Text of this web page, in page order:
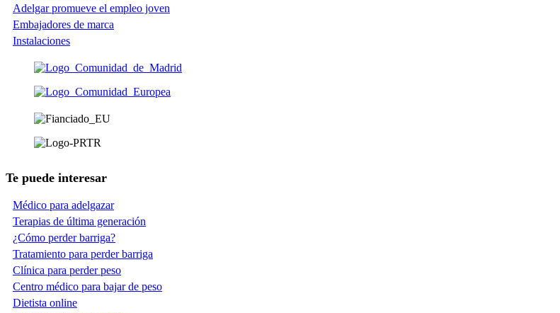
Adelgar promueve el empleo joven
Embajadores de marca
Instalaciones
Te puede interesar
Médico para adelgazar
Terapias de última generación
¿Cómo perder barriga?
Tratamiento para perder barriga
Clínica para perder peso
Centro médico para bajar de peso
Dietista online